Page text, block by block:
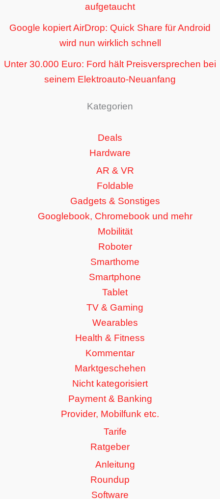
aufgetaucht
Google kopiert AirDrop: Quick Share für Android
wird nun wirklich schnell
Unter 30.000 Euro: Ford hält Preisversprechen bei
seinem Elektroauto-Neuanfang
Kategorien
Deals
Hardware
AR & VR
Foldable
Gadgets & Sonstiges
Googlebook, Chromebook und mehr
Mobilität
Roboter
Smarthome
Smartphone
Tablet
TV & Gaming
Wearables
Health & Fitness
Kommentar
Marktgeschehen
Nicht kategorisiert
Payment & Banking
Provider, Mobilfunk etc.
Tarife
Ratgeber
Anleitung
Roundup
Software